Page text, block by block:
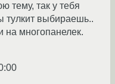
тему, так у тебя
тулкит выбираешь..
на многопанелек.